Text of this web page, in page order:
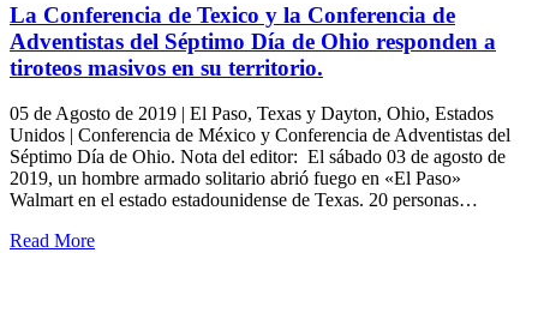
La Conferencia de Texico y la Conferencia de
Adventistas del Séptimo Día de Ohio responden a
tiroteos masivos en su territorio.
05 de Agosto de 2019 | El Paso, Texas y Dayton, Ohio, Estados
Unidos | Conferencia de México y Conferencia de Adventistas del
Séptimo Día de Ohio. Nota del editor: El sábado 03 de agosto de
2019, un hombre armado solitario abrió fuego en «El Paso»
Walmart en el estado estadounidense de Texas. 20 personas…
Read More